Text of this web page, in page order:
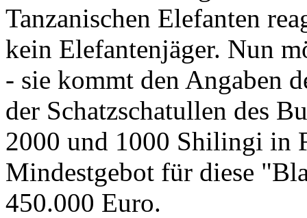
Tanzanischen Elefanten
kein Elefantenjäger. Nun
- sie kommt den Angaben
der Schatzschatullen des
2000 und 1000 Shilingi in
Mindestgebot für diese
450.000 Euro.